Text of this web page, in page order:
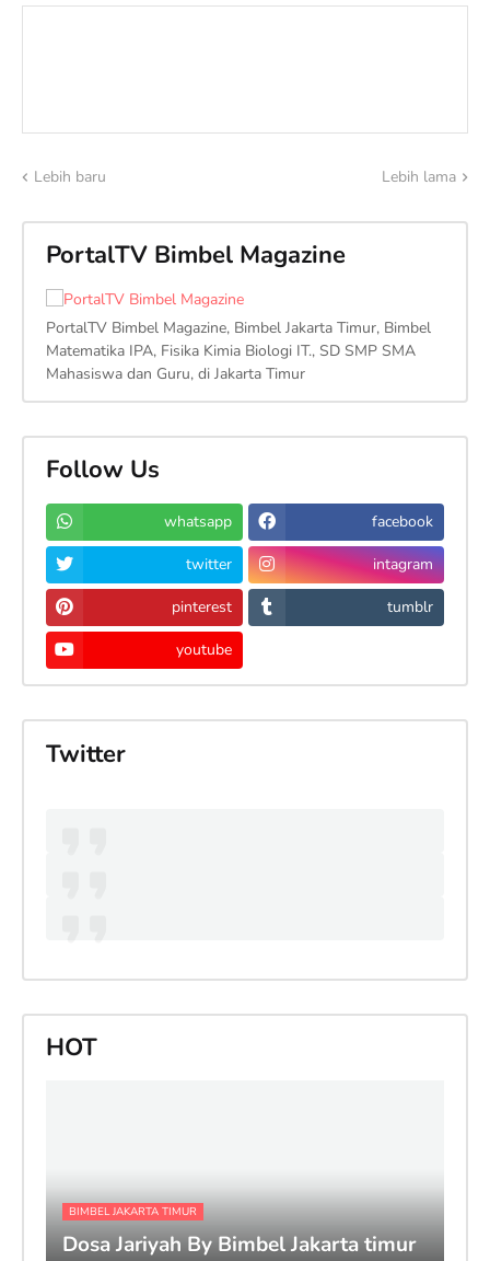
Lebih baru Lebih lama
PortalTV Bimbel Magazine
PortalTV Bimbel Magazine, Bimbel Jakarta Timur, Bimbel
Matematika IPA, Fisika Kimia Biologi IT., SD SMP SMA
Mahasiswa dan Guru, di Jakarta Timur
Follow Us
whatsapp facebook
twitter intagram
pinterest tumblr
youtube
Twitter
HOT
BIMBEL JAKARTA TIMUR
Dosa Jariyah By Bimbel Jakarta timur